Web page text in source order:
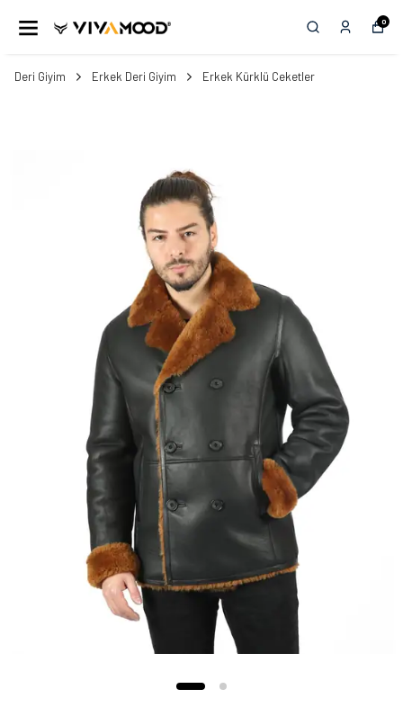
0
Deri Giyim Erkek Deri Giyim Erkek Kürklü Ceketler